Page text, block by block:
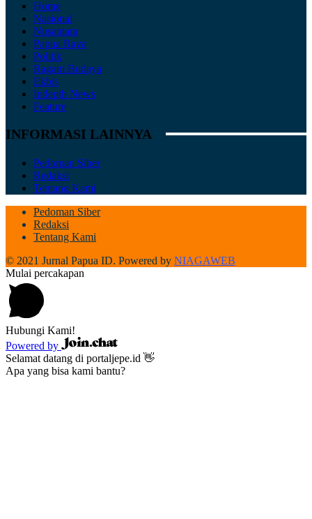
Home
Nasional
Nusantara
Papua Raya
Politik
Ragam Budaya
Ekbis
Indepth News
Feature
INFORMASI LAINNYA
Pedoman Siber
Redaksi
Tentang Kami
Pedoman Siber
Redaksi
Tentang Kami
© 2021 Jurnal Papua ID. Powered by NIAGAWEB
Mulai percakapan
Hubungi Kami!
Powered by
Selamat datang di portaljepe.id 👋
Apa yang bisa kami bantu?